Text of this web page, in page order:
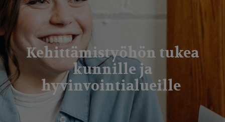
i
n
Kehittämistyöhön tukea
kunnille ja
hyvinvointialueille